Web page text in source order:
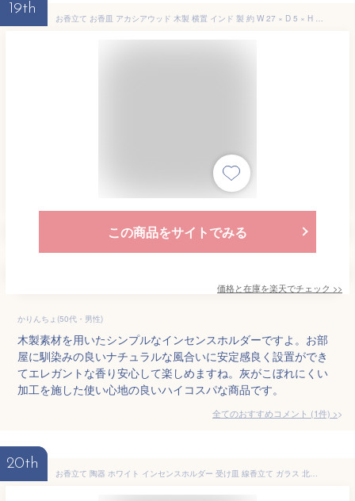
19th
お香立て お香皿 アカシアウッド 木製 横置 インド 製 約 W 27 × D 5 × H 2 cm お香スタンド インセンスホルダー インセンススタンド インセンストレイ お香トレイ おしゃれ エスニック BOHO ボーホー インド雑貨 韓国 西海岸 [34542]
この商品をサイトでみる
価格と在庫を楽天でチェック >>
かりんちょ(50代・男性)
木製素材を用いたシンプルなインセンスホルダーですよ。お部
屋に馴染みの良いナチュラルな風合いに安定感良く設置ができ
てエレガントな香り安心して楽しめますね。灰がこぼれにくい
加工を施した使い心地の良いハイコスパな商品です。
全てのおすすめコメント (1件) >
20th
お香立て 陶器 ホワイト インセンスホルダー 受け皿 線香立て ガラス 北欧 韓国 おしゃれ かわいい シンプル 香皿 可愛い お香たて 香炉 受け皿 花瓶 一輪差し ろうそく台 ろうそく立て 蝋燭立て アンティーク インテリア リラックス 人気 デザイン 雑貨 送料無料